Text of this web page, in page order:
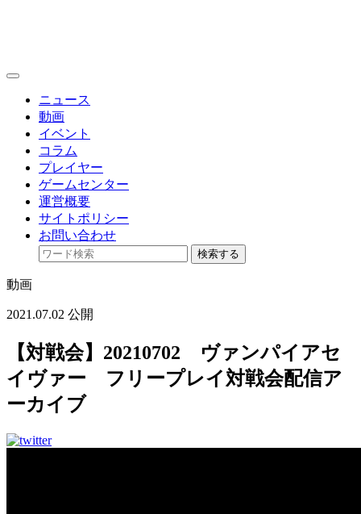
toggle
ニュース
動画
イベント
コラム
プレイヤー
ゲームセンター
運営概要
サイトポリシー
お問い合わせ
検索する
動画
2021.07.02 公開
【対戦会】20210702 ヴァンパイアセ
イヴァー フリープレイ対戦会配信ア
ーカイブ